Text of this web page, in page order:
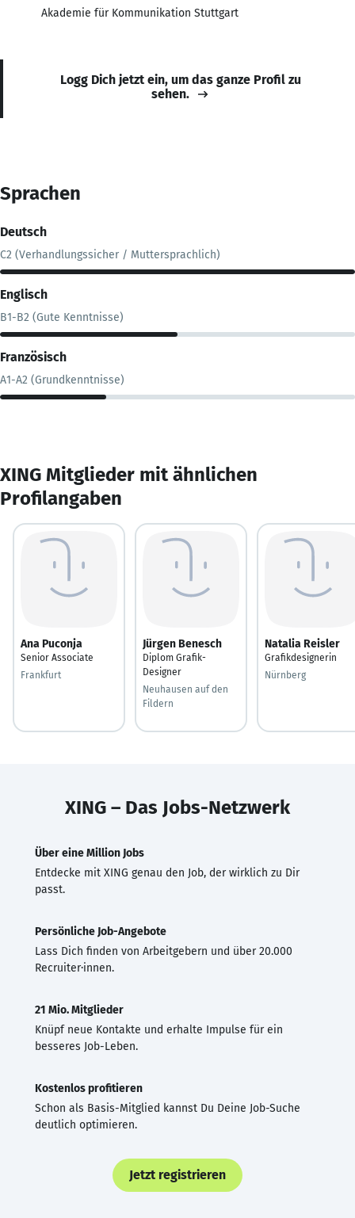
Akademie für Kommunikation Stuttgart
Logg Dich jetzt ein, um das ganze Profil zu
sehen.
Sprachen
Deutsch
C2 (Verhandlungssicher / Muttersprachlich)
Englisch
B1-B2 (Gute Kenntnisse)
Französisch
A1-A2 (Grundkenntnisse)
XING Mitglieder mit ähnlichen
Profilangaben
Ana Puconja
Senior Associate
Frankfurt
Jürgen Benesch
Diplom Grafik-
Designer
Neuhausen auf den
Fildern
Natalia Reisler
Grafikdesignerin
Nürnberg
XING – Das Jobs-Netzwerk
Über eine Million Jobs
Entdecke mit XING genau den Job, der wirklich zu Dir
passt.
Persönliche Job-Angebote
Lass Dich finden von Arbeitgebern und über 20.000
Recruiter·innen.
21 Mio. Mitglieder
Knüpf neue Kontakte und erhalte Impulse für ein
besseres Job-Leben.
Kostenlos profitieren
Schon als Basis-Mitglied kannst Du Deine Job-Suche
deutlich optimieren.
Jetzt registrieren